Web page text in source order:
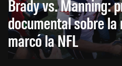
Brady vs. Manning:
documental sobre
marcó la NFL